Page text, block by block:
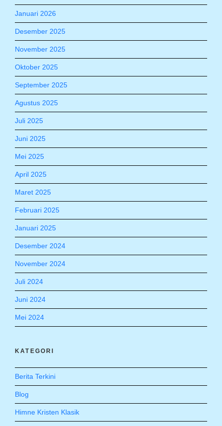
Januari 2026
Desember 2025
November 2025
Oktober 2025
September 2025
Agustus 2025
Juli 2025
Juni 2025
Mei 2025
April 2025
Maret 2025
Februari 2025
Januari 2025
Desember 2024
November 2024
Juli 2024
Juni 2024
Mei 2024
KATEGORI
Berita Terkini
Blog
Himne Kristen Klasik